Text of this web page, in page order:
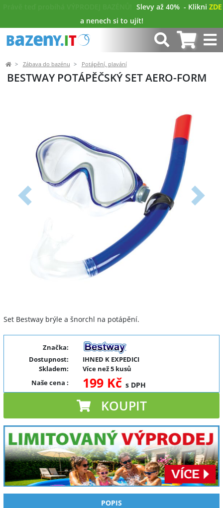
Slevy až 40% - Klikni ZDE
a nenech si to ujít!
Zábava do bazénu Potápění, plavání
BESTWAY POTÁPĚČSKÝ SET AERO-FORM
Předchozí Další
Set Bestway brýle a šnorchl na potápění.
Značka:
Dostupnost:
IHNED K EXPEDICI
Skladem:
Více než 5 kusů
Naše cena : 199 Kč s DPH
KOUPIT
POPIS